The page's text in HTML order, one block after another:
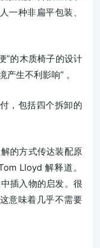
一种非扁平包装、
”的木质椅子的设计
生不利影响” 。
，包括四个拆卸的
的方式传达装配原
Lloyd 解释道。
插入物的启发。很
意味着几乎不需要